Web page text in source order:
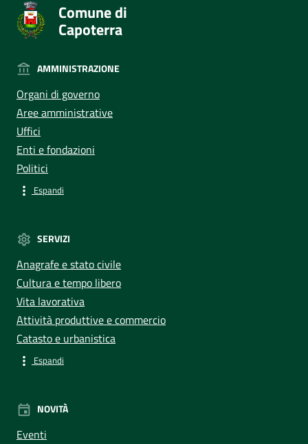
Comune di
Capoterra
AMMINISTRAZIONE
Organi di governo
Aree amministrative
Uffici
Enti e fondazioni
Politici
Espandi
SERVIZI
Anagrafe e stato civile
Cultura e tempo libero
Vita lavorativa
Attività produttive e commercio
Catasto e urbanistica
Espandi
NOVITÀ
Eventi